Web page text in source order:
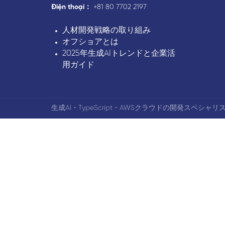
Điện thoại：
+81 80 7702 2197
人材開発戦略の取り組み
オフショアとは
2025年生成AIトレンドと企業活
用ガイド
生成AI・TypeScript・AWSクラウドの開発スペシャリ